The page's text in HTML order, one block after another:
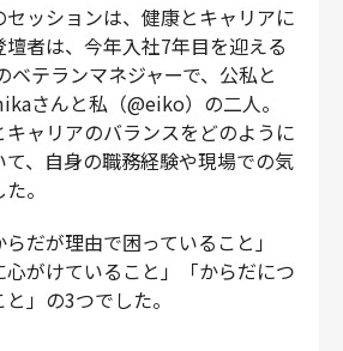
ッションは、健康とキャリアに
者は、今年入社7年目を迎える
テランマネジャーで、公私と
さんと私（@eiko）の二人。
ャリアのバランスをどのように
、自身の職務経験や現場での気
。
だが理由で困っていること」
心がけていること」「からだにつ
」の3つでした。